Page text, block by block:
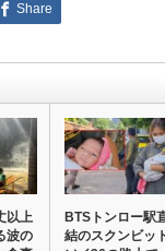
Share
以上
波の
BTSトンロー駅
結のスクンビッ